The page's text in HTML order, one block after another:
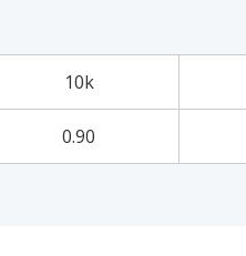
10k
0.90